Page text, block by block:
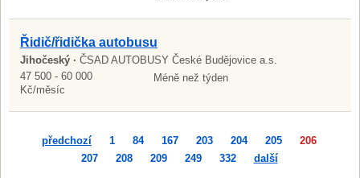
Řidič/řidička autobusu
Jihočeský · ČSAD AUTOBUSY České Budějovice a.s.
47 500 - 60 000
Kč/měsíc
Méně než týden
předchozí 1 84 167 203 204 205
206
207
208 209 249 332 další